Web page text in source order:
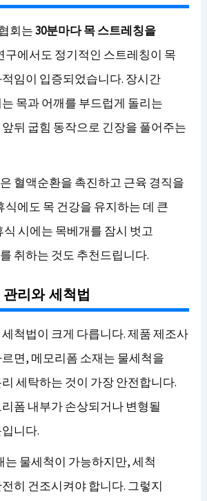
회는30분마다 목 스트레칭을
구에서도 정기적인 스트레칭이 목
임이 입증되었습니다. 장시간
목과 어깨를 부드럽게 돌리는
뒤 굽힘 동작으로 긴장을 풀어주는
혈액순환을 촉진하고 근육 경직을
식에도 목 건강을 유지하는 데 큰
식 시에는 목베개를 잠시 벗고
취하는 것도 추천드립니다.
리와 세척법
척법이 크게 다릅니다. 제품 제조사
면, 메모리폼 소재는 물세척을
세탁하는 것이 가장 안전합니다.
폼 내부가 손상되거나 변형될
니다.
는 물세척이 가능하지만, 세척
히 건조시켜야 합니다. 그렇지